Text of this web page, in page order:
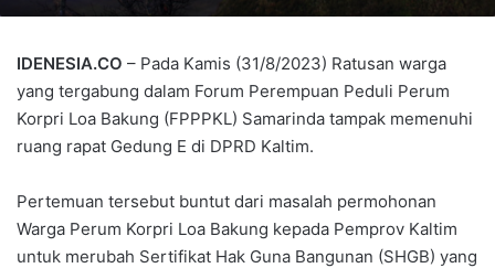
IDENESIA.CO – Pada Kamis (31/8/2023) Ratusan warga
yang tergabung dalam Forum Perempuan Peduli Perum
Korpri Loa Bakung (FPPPKL) Samarinda tampak memenuhi
ruang rapat Gedung E di DPRD Kaltim.
Pertemuan tersebut buntut dari masalah permohonan
Warga Perum Korpri Loa Bakung kepada Pemprov Kaltim
untuk merubah Sertifikat Hak Guna Bangunan (SHGB) yang